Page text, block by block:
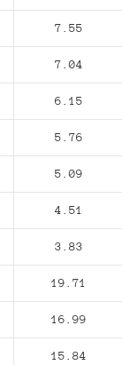
7.55
7.04
6.15
5.76
5.09
4.51
3.83
19.71
16.99
15.84